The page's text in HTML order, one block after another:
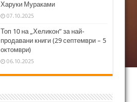
Харуки Мураками
07.10.2025
Топ 10 на „Хеликон” за най-
продавани книги (29 септември – 5
октомври)
06.10.2025